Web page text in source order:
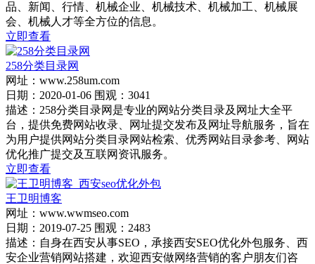
品、新闻、行情、机械企业、机械技术、机械加工、机械展
会、机械人才等全方位的信息。
立即查看
258分类目录网
网址：www.258um.com
日期：2020-01-06 围观：3041
描述：258分类目录网是专业的网站分类目录及网址大全平
台，提供免费网站收录、网址提交发布及网址导航服务，旨在
为用户提供网站分类目录网站检索、优秀网站目录参考、网站
优化推广提交及互联网资讯服务。
立即查看
王卫明博客
网址：www.wwmseo.com
日期：2019-07-25 围观：2483
描述：自身在西安从事SEO，承接西安SEO优化外包服务、西
安企业营销网站搭建，欢迎西安做网络营销的客户朋友们咨